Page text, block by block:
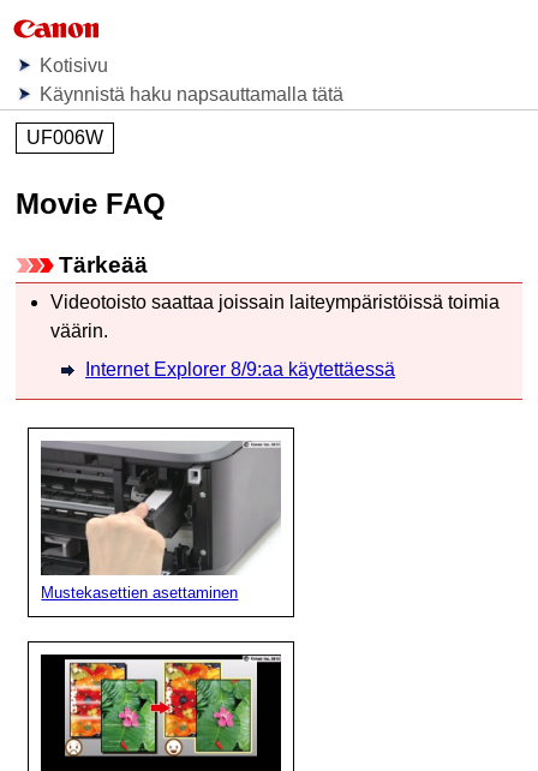
Kotisivu
Käynnistä haku napsauttamalla tätä
UF006W
Movie FAQ
Tärkeää
Videotoisto saattaa joissain laiteympäristöissä toimia
väärin.
Internet Explorer 8/9:aa käytettäessä
Mustekasettien asettaminen